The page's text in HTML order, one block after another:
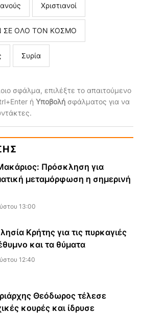
Χριστιανοί
ΣΕ ΟΛΟ ΤΟΝ ΚΟΣΜΟ
Συρία
σφάλμα, επιλέξτε το απαιτούμενο
ή Υποβολή σφάλματος για να
Πρόσκληση για
μεταμόρφωση η σημερινή
13:00
Κρήτης για τις πυρκαγιές
και τα θύματα
12:40
Θεόδωρος τέλεσε
κουρές και ίδρυσε